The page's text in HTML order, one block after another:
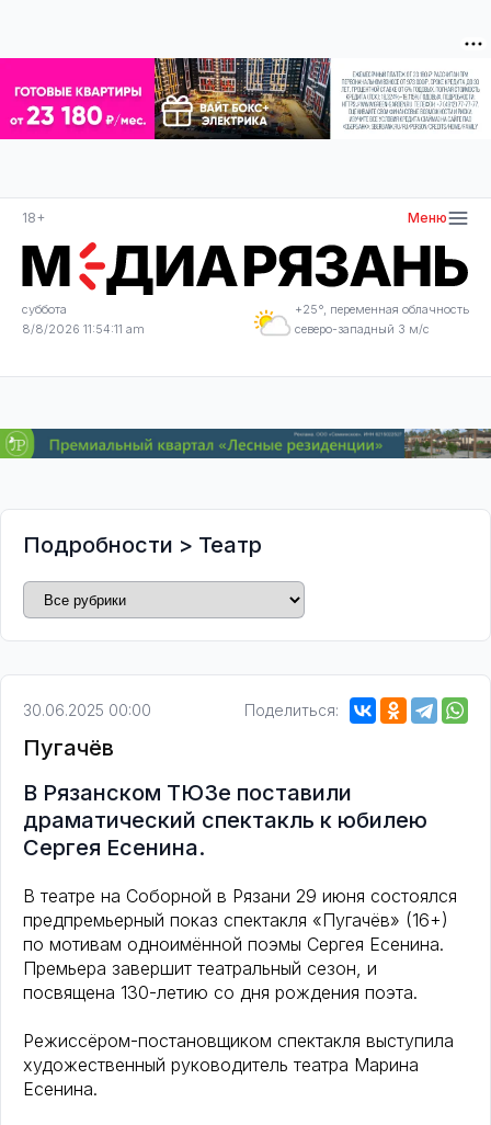
18+ Меню
суббота
8/8/2026 11:54:13 am
+25°, переменная облачность
северо-западный 3 м/с
Подробности > Театр
30.06.2025 00:00 Поделиться:
Пугачёв
В Рязанском ТЮЗе поставили
драматический спектакль к юбилею
Сергея Есенина.
В театре на Соборной в Рязани 29 июня состоялся
предпремьерный показ спектакля «Пугачёв» (16+)
по мотивам одноимённой поэмы Сергея Есенина.
Премьера завершит театральный сезон, и
посвящена 130-летию со дня рождения поэта.
Режиссёром-постановщиком спектакля выступила
художественный руководитель театра Марина
Есенина.